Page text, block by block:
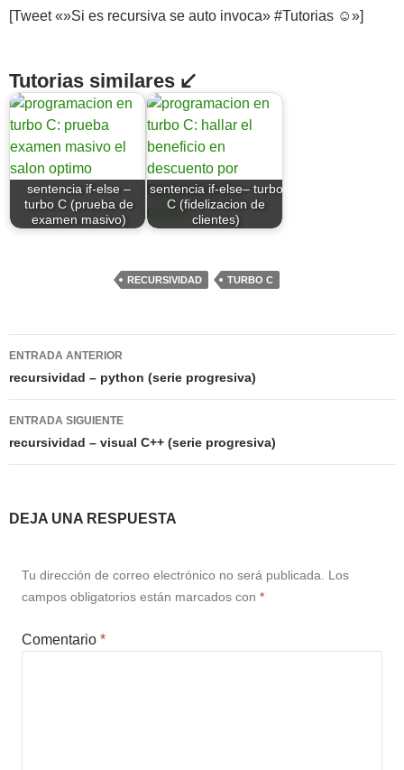
[Tweet «»Si es recursiva se auto invoca» #Tutorias ☺»]
Tutorias similares ↙
sentencia if-else –
turbo C (prueba de
examen masivo)
sentencia if-else– turbo
C (fidelizacion de
clientes)
RECURSIVIDAD TURBO C
Navegación
de
entradas
ENTRADA ANTERIOR
recursividad – python (serie progresiva)
ENTRADA SIGUIENTE
recursividad – visual C++ (serie progresiva)
DEJA UNA RESPUESTA
Tu dirección de correo electrónico no será publicada. Los
campos obligatorios están marcados con *
Comentario *